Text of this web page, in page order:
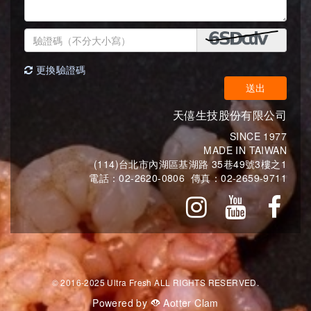
更換驗證碼
送出
天僖生技股份有限公司
SINCE 1977
MADE IN TAIWAN
(114)台北市內湖區基湖路 35巷49號3樓之1
電話：02-2620-0806 傳真：02-2659-9711
© 2016-2025 Ultra Fresh ALL RIGHTS RESERVED.
Powered by Aotter Clam